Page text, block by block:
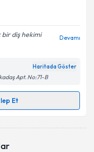
bir diş hekimi
Devamı
Haritada Göster
Apt. No:71-B
Et
için bir takvim